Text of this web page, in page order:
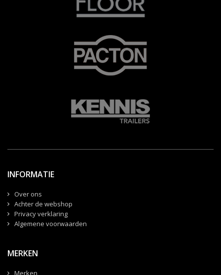
INFORMATIE
Over ons
Achter de webshop
Privacy verklaring
Algemene voorwaarden
MERKEN
Merken